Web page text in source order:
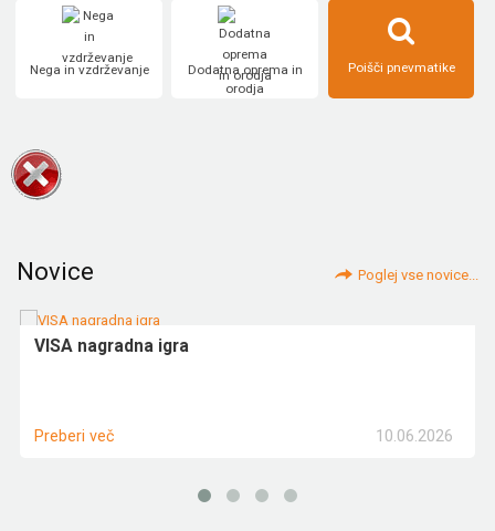
Nega in vzdrževanje
Dodatna oprema in
orodja
Poišči pnevmatike
Novice Poglej vse novice...
VISA nagradna igra
10.06.2026
Preberi več